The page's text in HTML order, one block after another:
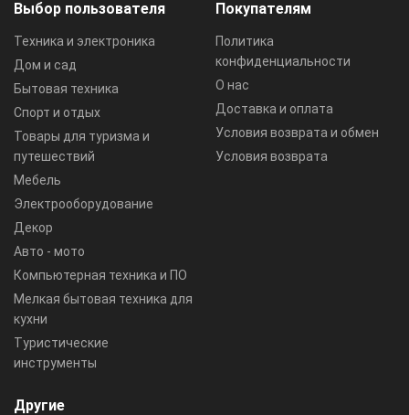
Выбор пользователя
Техника и электроника
Дом и сад
Бытовая техника
Спорт и отдых
Товары для туризма и
путешествий
Мебель
Электрооборудование
Декор
Авто - мото
Компьютерная техника и ПО
Мелкая бытовая техника для
кухни
Туристические
инструменты
Покупателям
Политика
конфиденциальности
О нас
Доставка и оплата
Условия возврата и обмен
Условия возврата
Другие